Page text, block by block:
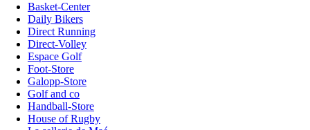
Basket-Center
Daily Bikers
Direct Running
Direct-Volley
Espace Golf
Foot-Store
Galopp-Store
Golf and co
Handball-Store
House of Rugby